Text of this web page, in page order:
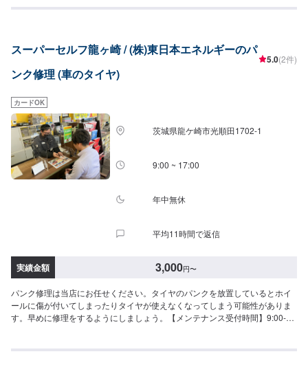
あまり取れない…などのご相談もお気軽にどうぞ！【1】オファーにてお問い
談)納期は前後する場合がございます。予めご了承ください。-----代車につい
て-----無料の代車をご用意しています。お車の作業中は代車をご利用くださ
い。※代車の燃料代はお客様にご負担いただいております。-----ご来店時の注
務所前の空いているスペースに駐車してください。受付はスタッフへ「メン
テモで予約しました」とお伝えください。ご案内いたします。【定休日・営
業時間】定休日：日曜日、第2土曜日、祝日営業時間：8:30~18:00
スーパーセルフ龍ヶ崎 / (株)東日本エネルギーのパ
ンク修理 (車のタイヤ)
5.0(2件)
カードOK
茨城県龍ケ崎市光順田1702-1
9:00 ~ 17:00
年中無休
平均11時間で返信
実績金額 3,000円〜
パンク修理は当店にお任せください。タイヤのパンクを放置しているとホイ
ールに傷が付いてしまったりタイヤが使えなくなってしまう可能性がありま
す。早めに修理をするようにしましょう。【メンテナンス受付時間】9:00-